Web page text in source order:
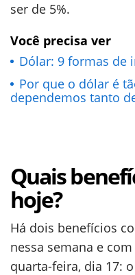
ser de 5%.
Você precisa ver
Dólar: 9 formas de
Por que o dólar é
dependemos tanto
Quais
hoje?
Há dois benefícios
nessa semana e
quarta-feira, dia 17: o